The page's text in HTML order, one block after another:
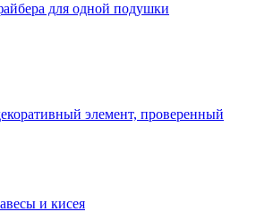
для одной подушки
элемент, проверенный
и кисея